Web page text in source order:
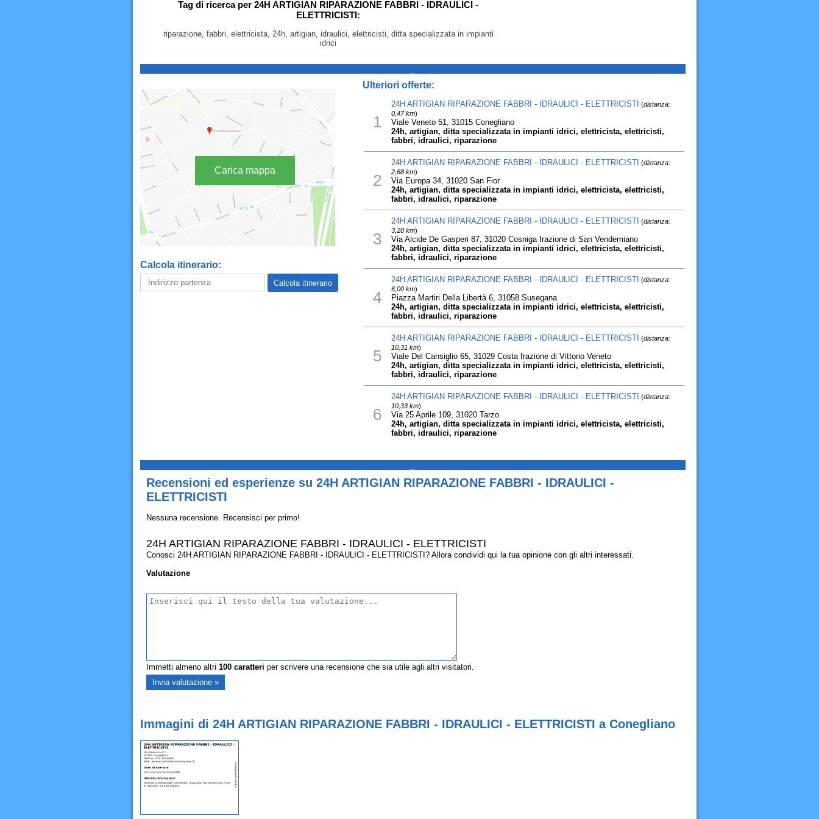
Tag di ricerca per 24H ARTIGIAN RIPARAZIONE FABBRI - IDRAULICI -
ELETTRICISTI:
riparazione, fabbri, elettricista, 24h, artigian, idraulici, elettricisti, ditta specializzata in impianti
idrici
Carica mappa
Calcola itinerario:
Ulteriori offerte:
1
24H ARTIGIAN RIPARAZIONE FABBRI - IDRAULICI - ELETTRICISTI (distanza:
0,47 km)
Viale Veneto 51, 31015 Conegliano
24h, artigian, ditta specializzata in impianti idrici, elettricista, elettricisti,
fabbri, idraulici, riparazione
2
24H ARTIGIAN RIPARAZIONE FABBRI - IDRAULICI - ELETTRICISTI (distanza:
2,68 km)
Via Europa 34, 31020 San Fior
24h, artigian, ditta specializzata in impianti idrici, elettricista, elettricisti,
fabbri, idraulici, riparazione
3
24H ARTIGIAN RIPARAZIONE FABBRI - IDRAULICI - ELETTRICISTI (distanza:
3,20 km)
Via Alcide De Gasperi 87, 31020 Cosniga frazione di San Vendemiano
24h, artigian, ditta specializzata in impianti idrici, elettricista, elettricisti,
fabbri, idraulici, riparazione
4
24H ARTIGIAN RIPARAZIONE FABBRI - IDRAULICI - ELETTRICISTI (distanza:
6,00 km)
Piazza Martiri Della Libertà 6, 31058 Susegana
24h, artigian, ditta specializzata in impianti idrici, elettricista, elettricisti,
fabbri, idraulici, riparazione
5
24H ARTIGIAN RIPARAZIONE FABBRI - IDRAULICI - ELETTRICISTI (distanza:
10,31 km)
Viale Del Cansiglio 65, 31029 Costa frazione di Vittorio Veneto
24h, artigian, ditta specializzata in impianti idrici, elettricista, elettricisti,
fabbri, idraulici, riparazione
6
24H ARTIGIAN RIPARAZIONE FABBRI - IDRAULICI - ELETTRICISTI (distanza:
10,33 km)
Via 25 Aprile 109, 31020 Tarzo
24h, artigian, ditta specializzata in impianti idrici, elettricista, elettricisti,
fabbri, idraulici, riparazione
Recensioni ed esperienze su 24H ARTIGIAN RIPARAZIONE FABBRI - IDRAULICI -
ELETTRICISTI
Nessuna recensione. Recensisci per primo!
24H ARTIGIAN RIPARAZIONE FABBRI - IDRAULICI - ELETTRICISTI
Conosci 24H ARTIGIAN RIPARAZIONE FABBRI - IDRAULICI - ELETTRICISTI? Allora condividi qui la tua opinione con gli altri interessati.
Valutazione
Immetti almeno altri 100caratteri per scrivere una recensione che sia utile agli altri visitatori.
Immagini di 24H ARTIGIAN RIPARAZIONE FABBRI - IDRAULICI - ELETTRICISTI a Conegliano